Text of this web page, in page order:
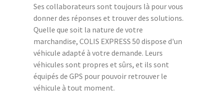
Ses collaborateurs sont toujours là pour vous
donner des réponses et trouver des solutions.
Quelle que soit la nature de votre
marchandise, COLIS EXPRESS 50 dispose d'un
véhicule adapté à votre demande. Leurs
véhicules sont propres et sûrs, et ils sont
équipés de GPS pour pouvoir retrouver le
véhicule à tout moment.